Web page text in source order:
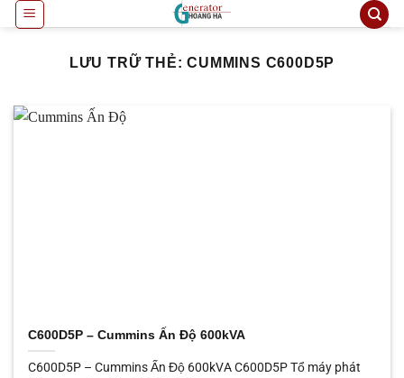
qua
LƯU TRỮ THẺ:CUMMINS C600D5P
C600D5P – Cummins Ấn Độ 600kVA
C600D5P – Cummins Ấn Độ 600kVA C600D5P Tổ máy phát